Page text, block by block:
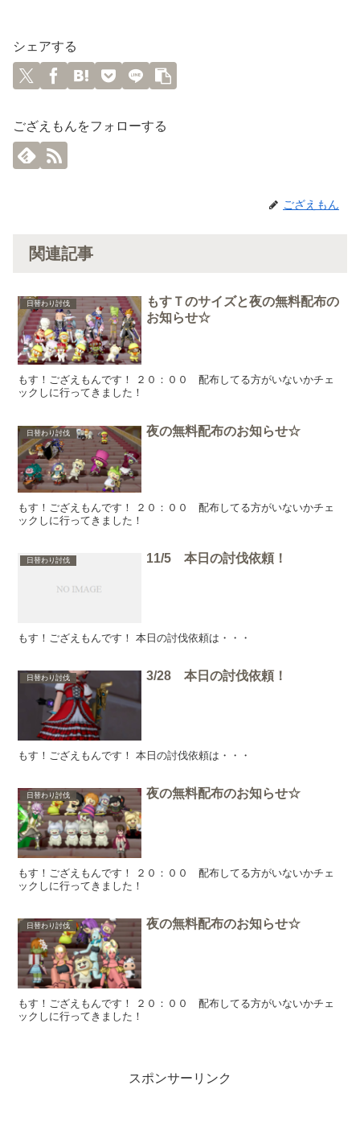
シェアする
ござえもんをフォローする
ござえもん
関連記事
日替わり討伐
もすＴのサイズと夜の無料配布の
お知らせ☆
もす！ござえもんです！ ２０：００ 配布してる方がいないかチェ
ックしに行ってきました！
日替わり討伐 夜の無料配布のお知らせ☆
もす！ござえもんです！ ２０：００ 配布してる方がいないかチェ
ックしに行ってきました！
日替わり討伐 11/5 本日の討伐依頼！
もす！ござえもんです！ 本日の討伐依頼は・・・
日替わり討伐 3/28 本日の討伐依頼！
もす！ござえもんです！ 本日の討伐依頼は・・・
日替わり討伐 夜の無料配布のお知らせ☆
もす！ござえもんです！ ２０：００ 配布してる方がいないかチェ
ックしに行ってきました！
日替わり討伐 夜の無料配布のお知らせ☆
もす！ござえもんです！ ２０：００ 配布してる方がいないかチェ
ックしに行ってきました！
スポンサーリンク